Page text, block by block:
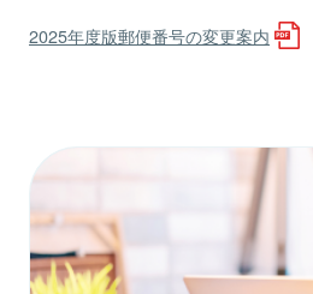
2025年度版郵便番号の変更案内